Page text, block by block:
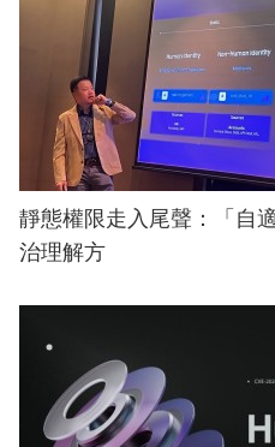
靜態權限走入尾聲：「自
治理解方